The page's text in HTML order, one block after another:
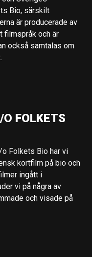
Bio, särskilt
är producerade av
filmspråk och är
också samtalas om
FOLKETS
Folkets Bio har vi
kortfilm på bio och
ingått i
vi på några av
och visade på